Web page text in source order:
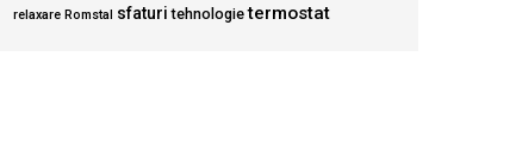
relaxare Romstal sfaturi tehnologie termostat